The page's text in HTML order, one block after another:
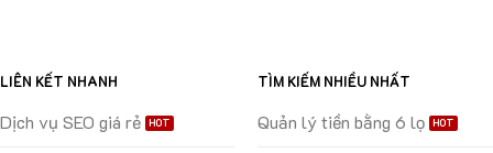
LIÊN KẾT NHANH
Dịch vụ SEO giá rẻ
TÌM KIẾM NHIỀU NHẤT
Quản lý tiền bằng 6 lọ